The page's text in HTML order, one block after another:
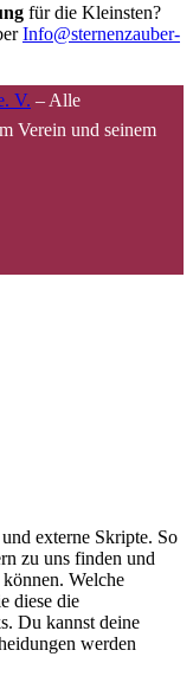
für die Kleinsten?
Info@sternenzauber-
V. – Alle
Verein und seinem
externe Skripte. So
zu uns finden und
Welche
diese die
Du kannst deine
werden